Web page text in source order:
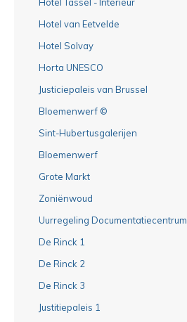
Hotel van Eetvelde
Hotel Solvay
Horta UNESCO
Justiciepaleis van Brussel
Bloemenwerf ©
Sint-Hubertusgalerijen
Bloemenwerf
Grote Markt
Zoniënwoud
Uurregeling Documentatiecentrum
De Rinck 1
De Rinck 2
De Rinck 3
Justitiepaleis 1